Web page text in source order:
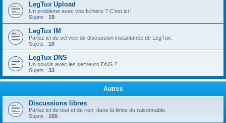
LegTux Upload
Un problème avec vos fichiers ? C'est ici !
Sujets : 19
LegTux IM
Parlez ici du service de discussion instantanée de LegTux.
Sujets : 10
LegTux DNS
Un soucis avec les serveurs DNS ?
Sujets : 33
Autres
Discussions libres
Parlez ici de tout et de rien, dans la limite du raisonnable.
Sujets : 155